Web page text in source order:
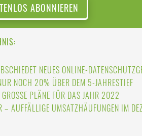
ABONNIEREN
NEUES ONLINE-
NOCH 20% ÜBER DEM 5-JAHRESTIEF
PLÄNE FÜR DAS JAHR 2022
– AUFFÄLLIGE UMSATZHÄUFUNGEN IM